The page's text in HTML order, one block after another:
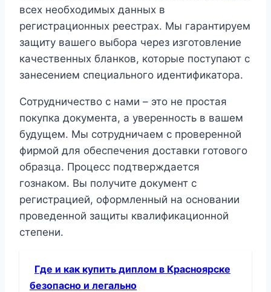
всех необходимых данных в
регистрационных реестрах. Мы гарантируем
защиту вашего выбора через изготовление
качественных бланков, которые поступают с
занесением специального идентификатора.
Сотрудничество с нами – это не простая
покупка документа, а уверенность в вашем
будущем. Мы сотрудничаем с проверенной
фирмой для обеспечения доставки готового
образца. Процесс подтверждается
гознаком. Вы получите документ с
регистрацией, оформленный на основании
проведенной защиты квалификационной
степени.
Где и как купить диплом в Красноярске
безопасно и легально